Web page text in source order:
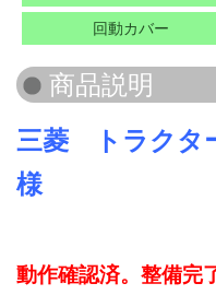
回動カバー
三菱 トラク
様
動作確認済。整備完